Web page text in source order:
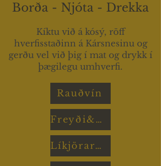
Borða - Njóta - Drekka
Kíktu við á kósý, röff
hverfisstaðinn á Kársnesinu og
gerðu vel við þig í mat og drykk í
þægilegu umhverfi.
Rauðvín
Freyði&Rósavín
Líkjörar&Snafsar